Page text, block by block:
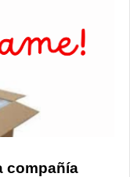
compañía